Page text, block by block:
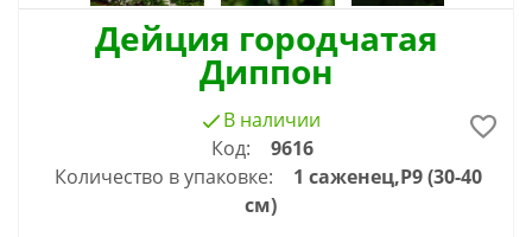
Дейция городчатая
Диппон
В наличии
Код:
9616
Количество в упаковке:
1 саженец,Р9 (30-40
см)